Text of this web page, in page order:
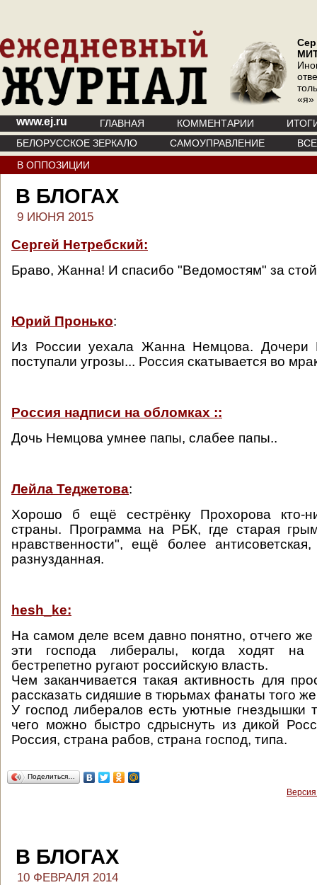
«я»
www.ej.ru ГЛАВНАЯ КОММЕНТАРИИ
БЕЛОРУССКОЕ ЗЕРКАЛО
САМОУПРАВЛЕНИЕ
В ОППОЗИЦИИ
В БЛОГАХ
9 ИЮНЯ 2015
Сергей Нетребский:
Браво, Жанна! И спасибо "Ведомостям" за
Юрий Пронько:
Из России уехала Жанна Немцова. Дочери
поступали угрозы... Россия скатывается во
Россия надписи на обломках ::
Дочь Немцова умнее папы, слабее папы..
Лейла Теджетова:
Хорошо б ещё сестрёнку Прохорова кто-
страны. Программа на РБК, где старая
нравственности", ещё более
разнузданная.
hesh_ke:
На самом деле всем давно понятно, отчего
эти господа либералы, когда ходят на
бестрепетно ругают российскую власть.
Чем заканчивается такая активность для
рассказать сидяшие в тюрьмах фанаты того
У господ либералов есть уютные гнездышки
чего можно быстро сдрыснуть из дикой
Россия, страна рабов, страна господ, типа.
Поделиться…
В БЛОГАХ
10 ФЕВРАЛЯ 2014